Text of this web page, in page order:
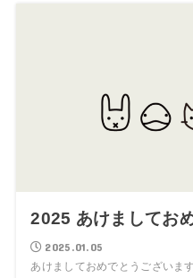
2025 あけましてお
2025.01.05
あけましておめでとうございま